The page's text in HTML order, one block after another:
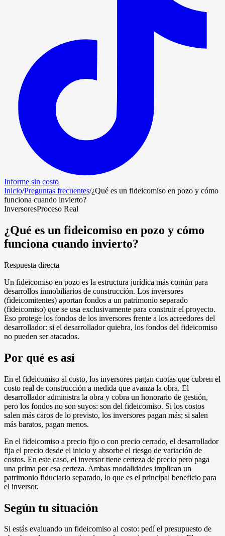
Informe sin costo
Inicio/Preguntas frecuentes/¿Qué es un fideicomiso en pozo y cómo
funciona cuando invierto?
InversoresProceso Real
¿Qué es un fideicomiso en pozo y cómo
funciona cuando invierto?
Respuesta directa
Un fideicomiso en pozo es la estructura jurídica más común para
desarrollos inmobiliarios de construcción. Los inversores
(fideicomitentes) aportan fondos a un patrimonio separado
(fideicomiso) que se usa exclusivamente para construir el proyecto.
Eso protege los fondos de los inversores frente a los acreedores del
desarrollador: si el desarrollador quiebra, los fondos del fideicomiso
no pueden ser atacados.
Por qué es así
En el fideicomiso al costo, los inversores pagan cuotas que cubren el
costo real de construcción a medida que avanza la obra. El
desarrollador administra la obra y cobra un honorario de gestión,
pero los fondos no son suyos: son del fideicomiso. Si los costos
salen más caros de lo previsto, los inversores pagan más; si salen
más baratos, pagan menos.
En el fideicomiso a precio fijo o con precio cerrado, el desarrollador
fija el precio desde el inicio y absorbe el riesgo de variación de
costos. En este caso, el inversor tiene certeza de precio pero paga
una prima por esa certeza. Ambas modalidades implican un
patrimonio fiduciario separado, lo que es el principal beneficio para
el inversor.
Según tu situación
Si estás evaluando un fideicomiso al costo: pedí el presupuesto de